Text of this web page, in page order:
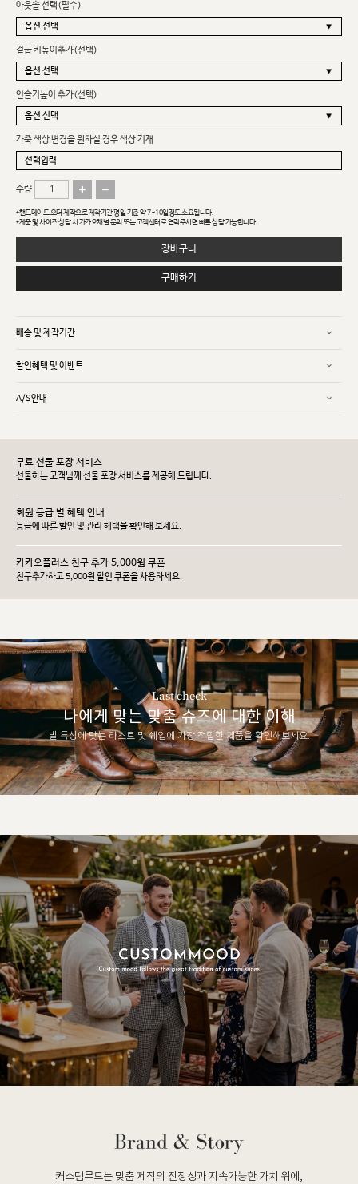
아웃솔 선택(필수)
겉굽 키높이추가(선택)
인솔키높이 추가(선택)
가죽 색상 변경을 원하실 경우 색상 기재
수량
*핸드메이드 오더 제작으로 제작기간 평일 기준 약 7~10일정도 소요됩니다.
*제품 및 사이즈 상담 시 카카오채널 문의 또는 고객센터로 연락주시면 빠른 상담 가능합니다.
장바구니
구매하기
배송 및 제작기간
할인혜택 및 이벤트
A/S안내
무료 선물 포장 서비스
선물하는 고객님께 선물 포장 서비스를 제공해 드립니다.
회원 등급 별 혜택 안내
등급에 따른 할인 및 관리 헤택을 확인해 보세요.
카카오플러스 친구 추가 5,000원 쿠폰
친구추가하고 5,000원 할인 쿠폰을 사용하세요.
Last check
나에게 맞는 맞춤 슈즈에 대한 이해
발 특성에 맞는 라스트 및 쉐입에 가장 적합한 제품을 확인해보세요.
커스텀무드는 맞춤 제작의 진정성과 지속가능한 가치 위에,